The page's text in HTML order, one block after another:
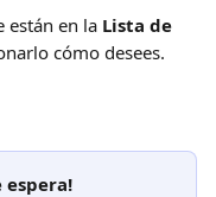
están en la Lista de
cómo desees.
espera!